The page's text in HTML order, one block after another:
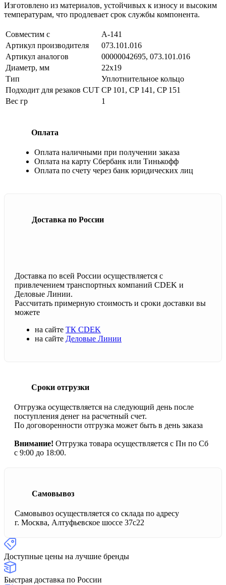
Изготовлено из материалов, устойчивых к износу и высоким
температурам, что продлевает срок службы компонента.
Совместим с
A-141
Артикул производителя
073.101.016
Артикул аналогов
00000042695, 073.101.016
Диаметр, мм
22х19
Тип
Уплотнительное кольцо
Подходит для резаков CUT CP 101, CP 141, CP 151
Вес гр
1
Оплата
Оплата наличными при получении заказа
Оплата на карту Сбербанк или Тинькофф
Оплата по счету через банк юридических лиц
Доставка по России
Доставка по всей России осуществляется с
привлечением транспортных компаний CDEK и
Деловые Линии.
Рассчитать примерную стоимость и сроки доставки вы
можете
на сайте ТК CDEK
на сайте Деловые Линии
Сроки отгрузки
Отгрузка осуществляется на следующий день после
поступления денег на расчетный счет.
По договоренности отгрузка может быть в день заказа
Внимание! Отгрузка товара осуществляется с Пн по Сб
с 9:00 до 18:00.
Самовывоз
Самовывоз осуществляется со склада по адресу
г. Москва, Алтуфьевское шоссе 37с22
Доступные цены на лучшие бренды
Быстрая доставка по России